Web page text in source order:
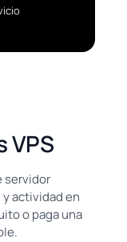
VPS
servidor
actividad en
o paga una